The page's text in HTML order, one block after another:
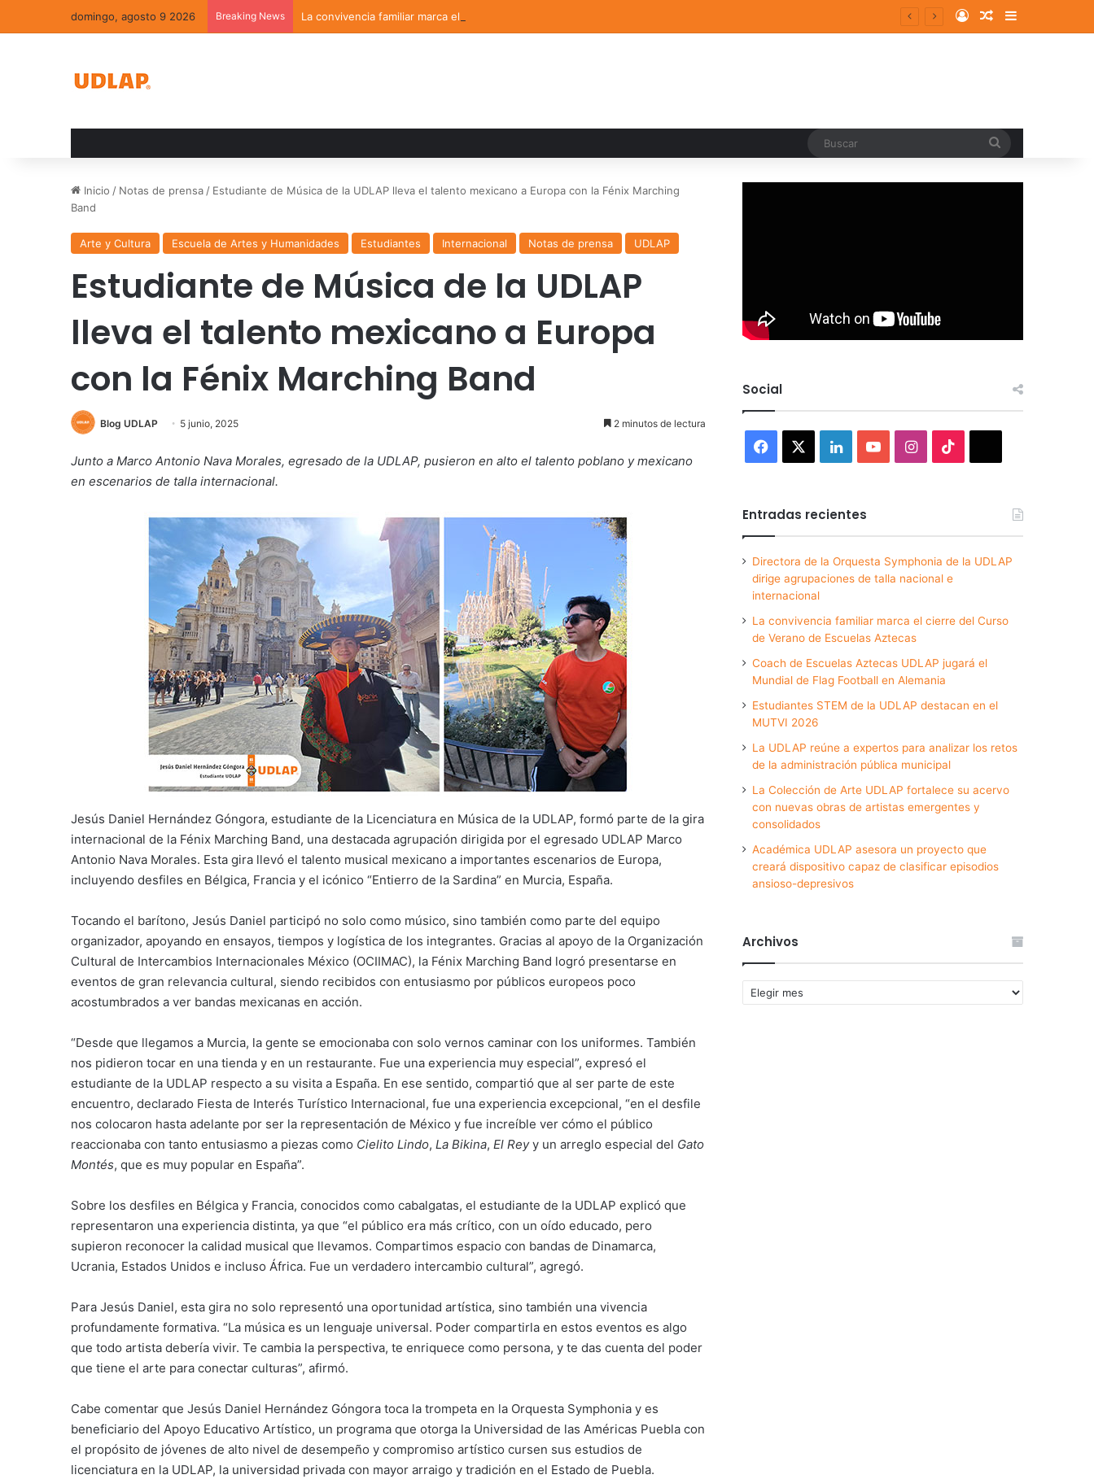
domingo, agosto 9 2026 Breaking News La convivencia familiar marca el cierre del Curso de Verano de Escuelas Aztecas Log InRandom Article
Sidebar
Inicio / Notas de prensa / Estudiante de Música de la UDLAP lleva el talento mexicano a Europa con la Fénix Marching
Band
Arte y Cultura Escuela de Artes y Humanidades Estudiantes Internacional Notas de prensa UDLAP
Estudiante de Música de la UDLAP
lleva el talento mexicano a Europa
con la Fénix Marching Band
Blog UDLAP 5 junio, 2025 2 minutos de lectura
Junto a Marco Antonio Nava Morales, egresado de la UDLAP, pusieron en alto el talento poblano y mexicano
en escenarios de talla internacional.
Jesús Daniel Hernández Góngora, estudiante de la Licenciatura en Música de la UDLAP, formó parte de la gira
internacional de la Fénix Marching Band, una destacada agrupación dirigida por el egresado UDLAP Marco
Antonio Nava Morales. Esta gira llevó el talento musical mexicano a importantes escenarios de Europa,
incluyendo desfiles en Bélgica, Francia y el icónico “Entierro de la Sardina” en Murcia, España.
Tocando el barítono, Jesús Daniel participó no solo como músico, sino también como parte del equipo
organizador, apoyando en ensayos, tiempos y logística de los integrantes. Gracias al apoyo de la Organización
Cultural de Intercambios Internacionales México (OCIIMAC), la Fénix Marching Band logró presentarse en
eventos de gran relevancia cultural, siendo recibidos con entusiasmo por públicos europeos poco
acostumbrados a ver bandas mexicanas en acción.
“Desde que llegamos a Murcia, la gente se emocionaba con solo vernos caminar con los uniformes. También
nos pidieron tocar en una tienda y en un restaurante. Fue una experiencia muy especial”, expresó el
estudiante de la UDLAP respecto a su visita a España. En ese sentido, compartió que al ser parte de este
encuentro, declarado Fiesta de Interés Turístico Internacional, fue una experiencia excepcional, “en el desfile
nos colocaron hasta adelante por ser la representación de México y fue increíble ver cómo el público
reaccionaba con tanto entusiasmo a piezas como Cielito Lindo, La Bikina, El Reyy un arreglo especial del Gato
Montés, que es muy popular en España”.
Sobre los desfiles en Bélgica y Francia, conocidos como cabalgatas, el estudiante de la UDLAP explicó que
representaron una experiencia distinta, ya que “el público era más crítico, con un oído educado, pero
supieron reconocer la calidad musical que llevamos. Compartimos espacio con bandas de Dinamarca,
Ucrania, Estados Unidos e incluso África. Fue un verdadero intercambio cultural”, agregó.
Para Jesús Daniel, esta gira no solo representó una oportunidad artística, sino también una vivencia
profundamente formativa. “La música es un lenguaje universal. Poder compartirla en estos eventos es algo
que todo artista debería vivir. Te cambia la perspectiva, te enriquece como persona, y te das cuenta del poder
que tiene el arte para conectar culturas”, afirmó.
Cabe comentar que Jesús Daniel Hernández Góngora toca la trompeta en la Orquesta Symphonia y es
beneficiario del Apoyo Educativo Artístico, un programa que otorga la Universidad de las Américas Puebla con
el propósito de jóvenes de alto nivel de desempeño y compromiso artístico cursen sus estudios de
licenciatura en la UDLAP, la universidad privada con mayor arraigo y tradición en el Estado de Puebla.
Social
Facebook LinkedInYouTubeInstagram
Entradas recientes
Directora de la Orquesta Symphonia de la UDLAP
dirige agrupaciones de talla nacional e
internacional
La convivencia familiar marca el cierre del Curso
de Verano de Escuelas Aztecas
Coach de Escuelas Aztecas UDLAP jugará el
Mundial de Flag Football en Alemania
Estudiantes STEM de la UDLAP destacan en el
MUTVI 2026
La UDLAP reúne a expertos para analizar los retos
de la administración pública municipal
La Colección de Arte UDLAP fortalece su acervo
con nuevas obras de artistas emergentes y
consolidados
Académica UDLAP asesora un proyecto que
creará dispositivo capaz de clasificar episodios
ansioso-depresivos
Archivos
Archivos